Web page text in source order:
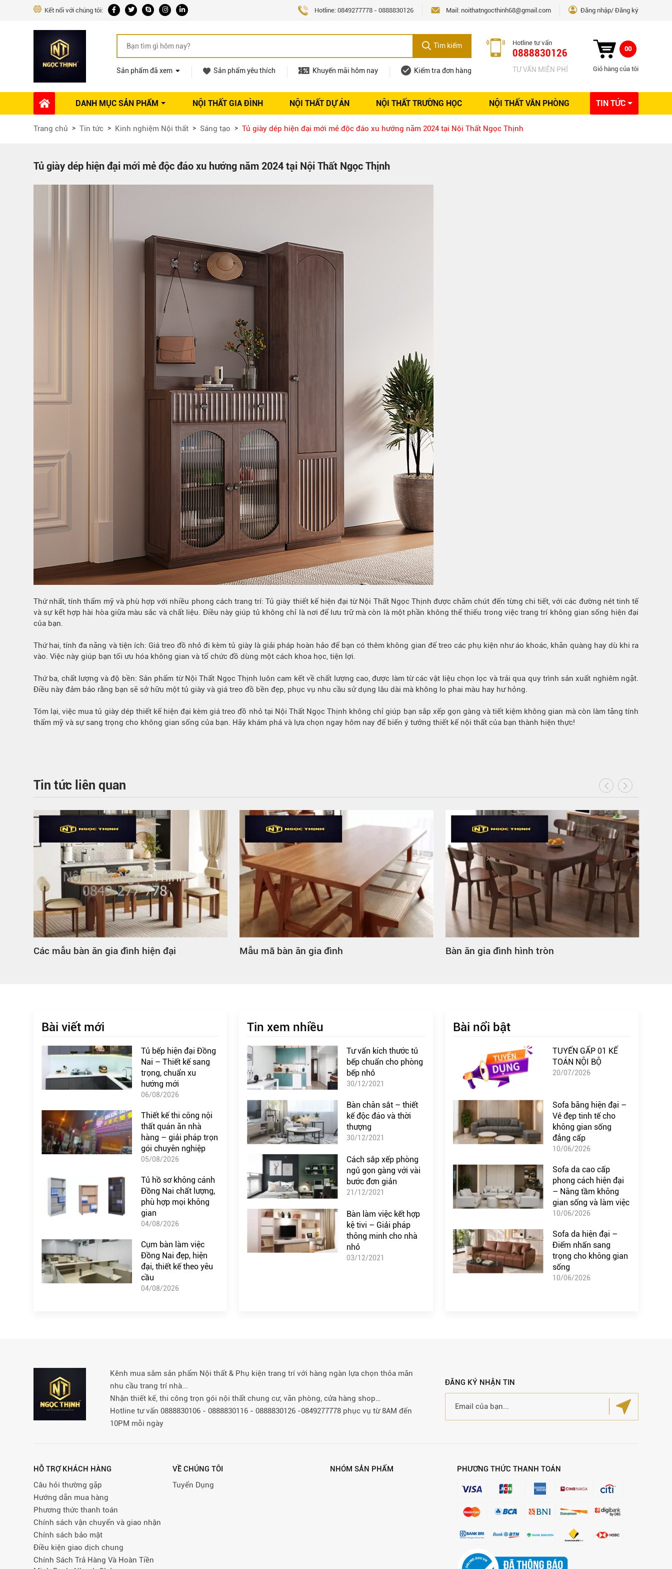
Kết nối với chúng tôi: Hotline: 0849277778 - 0888830126 Mail: noithatngocthinh68@gmail.com Đăng nhập Đăng ký
Tìm kiếm
Sản phẩm đã xem Sản phẩm yêu thích Khuyến mãi hôm nay Kiểm tra đơn hàng
Hotline tư vấn
0888830126
TƯ VẤN MIỄN PHÍ
00
Giỏ hàng của tôi
DANH MỤC SẢN PHẨM
Phụ kiện Nội thất
Ổ khóa tủ
Máy hút mùi
NỘI THẤT GIA ĐÌNH NỘI THẤT DỰ ÁN NỘI THẤT TRƯỜNG HỌC NỘI THẤT VĂN PHÒNG TIN TỨC
Dự án thi công Báo giá Nội thất
Sáng tạo
Trang chủ Tin tức Kinh nghiệm Nội thất Sáng tạo Tủ giày dép hiện đại mới mẻ độc đáo xu hướng năm 2024 tại Nội Thất Ngọc Thịnh
Tủ giày dép hiện đại mới mẻ độc đáo xu hướng năm 2024 tại Nội Thất Ngọc Thịnh
Thứ nhất, tính thẩm mỹ và phù hợp với nhiều phong cách trang trí: Tủ giày thiết kế hiện đại từ Nội Thất Ngọc Thịnh được chăm chút đến từng chi tiết, với các đường nét tinh tế
và sự kết hợp hài hòa giữa màu sắc và chất liệu. Điều này giúp tủ không chỉ là nơi để lưu trữ mà còn là một phần không thể thiếu trong việc trang trí không gian sống hiện đại
của bạn.
Thứ hai, tính đa năng và tiện ích: Giá treo đồ nhỏ đi kèm tủ giày là giải pháp hoàn hảo để bạn có thêm không gian để treo các phụ kiện như áo khoác, khăn quàng hay dù khi ra
vào. Việc này giúp bạn tối ưu hóa không gian và tổ chức đồ dùng một cách khoa học, tiện lợi.
Thứ ba, chất lượng và độ bền: Sản phẩm từ Nội Thất Ngọc Thịnh luôn cam kết về chất lượng cao, được làm từ các vật liệu chọn lọc và trải qua quy trình sản xuất nghiêm ngặt.
Điều này đảm bảo rằng bạn sẽ sở hữu một tủ giày và giá treo đồ bền đẹp, phục vụ nhu cầu sử dụng lâu dài mà không lo phai màu hay hư hỏng.
Tóm lại, việc mua tủ giày dép thiết kế hiện đại kèm giá treo đồ nhỏ tại Nội Thất Ngọc Thịnh không chỉ giúp bạn sắp xếp gọn gàng và tiết kiệm không gian mà còn làm tăng tính
thẩm mỹ và sự sang trọng cho không gian sống của bạn. Hãy khám phá và lựa chọn ngay hôm nay để biến ý tưởng thiết kế nội thất của bạn thành hiện thực!
Tin tức liên quan
Các mẫu bàn ăn gia đình hiện đại Mẫu mã bàn ăn gia đình Bàn ăn gia đình hình tròn
Bài viết mới
Tủ bếp hiện đại Đồng
Nai – Thiết kế sang
trọng, chuẩn xu
hướng mới
06/08/2026
Thiết kế thi công nội
thất quán ăn nhà
hàng – giải pháp trọn
gói chuyên nghiệp
05/08/2026
Tủ hồ sơ không cánh
Đồng Nai chất lượng,
phù hợp mọi không
gian
04/08/2026
Cụm bàn làm việc
Đồng Nai đẹp, hiện
đại, thiết kế theo yêu
cầu
04/08/2026
Tin xem nhiều
Tư vấn kích thước tủ
bếp chuẩn cho phòng
bếp nhỏ
30/12/2021
Bàn chân sắt – thiết
kế độc đáo và thời
thượng
30/12/2021
Cách sắp xếp phòng
ngủ gọn gàng với vài
bước đơn giản
21/12/2021
Bàn làm việc kết hợp
kệ tivi – Giải pháp
thông minh cho nhà
nhỏ
03/12/2021
Bài nổi bật
TUYỂN GẤP 01 KẾ
TOÁN NỘI BỘ
20/07/2026
Sofa băng hiện đại –
Vẻ đẹp tinh tế cho
không gian sống
đẳng cấp
10/06/2026
Sofa da cao cấp
phong cách hiện đại
– Nâng tầm không
gian sống và làm việc
10/06/2026
Sofa da hiện đại –
Điểm nhấn sang
trọng cho không gian
sống
10/06/2026
Kênh mua sắm sản phẩm Nội thất & Phụ kiện trang trí với hàng ngàn lựa chọn thỏa mãn
nhu cầu trang trí nhà...
Nhận thiết kế, thi công trọn gói nội thất chung cư, văn phòng, cửa hàng shop…
Hotline tư vấn 0888830106 - 0888830116 - 0888830126 -0849277778 phục vụ từ 8AM đến
10PM mỗi ngày
ĐĂNG KÝ NHẬN TIN
HỖ TRỢ KHÁCH HÀNG
Câu hỏi thường gặp
Hướng dẫn mua hàng
Phương thức thanh toán
Chính sách vận chuyển và giao nhận
Chính sách bảo mật
Điều kiện giao dịch chung
Chính Sách Trả Hàng Và Hoàn Tiền
VỀ CHÚNG TÔI
Tuyển Dụng
NHÓM SẢN PHẨM PHƯƠNG THỨC THANH TOÁN